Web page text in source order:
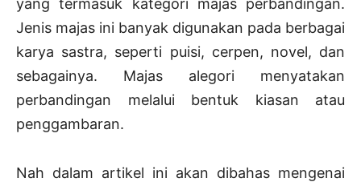
yang termasuk kategori majas perbandingan.
Jenis majas ini banyak digunakan pada berbagai
karya sastra, seperti puisi, cerpen, novel, dan
sebagainya. Majas alegori menyatakan
perbandingan melalui bentuk kiasan atau
penggambaran.
Nah dalam artikel ini akan dibahas mengenai